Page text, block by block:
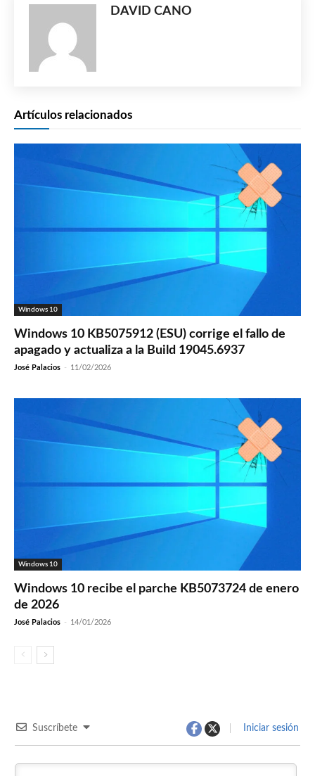
DAVID CANO
Artículos relacionados
Windows 10
Windows 10 KB5075912 (ESU) corrige el fallo de
apagado y actualiza a la Build 19045.6937
José Palacios - 11/02/2026
Windows 10
Windows 10 recibe el parche KB5073724 de enero
de 2026
José Palacios - 14/01/2026
Suscríbete Iniciar sesión